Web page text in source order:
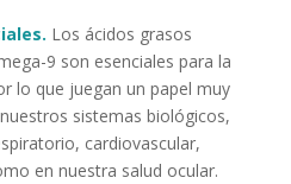
Los ácidos grasos
9 son esenciales para la
lo que juegan un papel muy
sistemas biológicos,
cardiovascular,
en nuestra salud ocular.